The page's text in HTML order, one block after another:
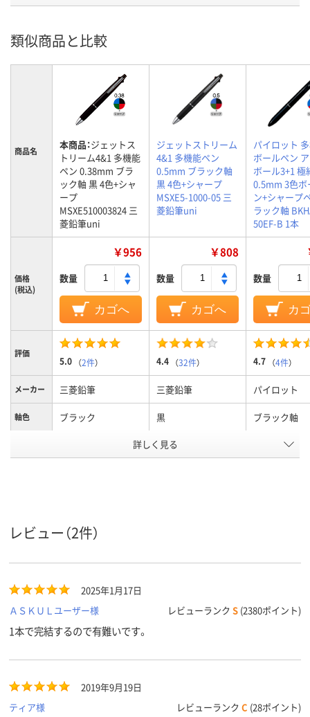
類似商品と比較
商品名 本商品：ジェットス
トリーム4&1 多機能
ペン 0.38mm ブラ
ック軸 黒 4色+シャ
ープ
MSXE510003824 三
菱鉛筆uni
ジェットストリーム
4&1 多機能ペン
0.5mm ブラック軸
黒 4色+シャープ
MSXE5-1000-05 三
菱鉛筆uni
パイロット
ボールペン
ボール3+1 極
0.5mm 3色ボ
ン+シャープ
ラック軸
50EF-B 1本
価格
(税込)
￥956
数量
カゴへ
￥808
数量
カゴへ
数量
カ
評価
5.0 （2件） 4.4 （32件） 4.7 （4件）
メーカー 三菱鉛筆 三菱鉛筆 パイロット
軸色 ブラック 黒 ブラック軸
0.5mm
ループ
アスクル
スコア
詳しく見る
レビュー（2件）
2025年1月17日
ＡＳＫＵＬユーザー様
レビューランク S (2380ポイント)
1本で完結するので有難いです。
2019年9月19日
ティア様
レビューランク C (28ポイント)